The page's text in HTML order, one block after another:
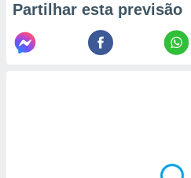
Partilhar esta previsão